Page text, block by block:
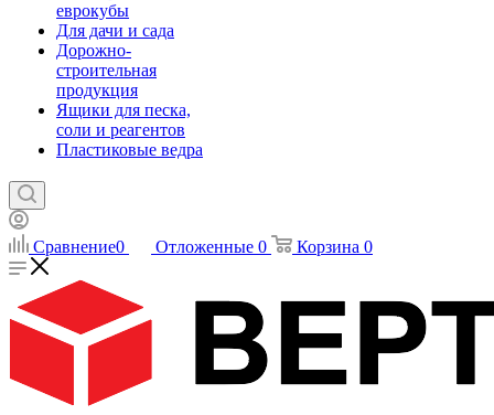
еврокубы
Для дачи и сада
Дорожно-
строительная
продукция
Ящики для песка,
соли и реагентов
Пластиковые ведра
Сравнение0 Отложенные 0 Корзина 0